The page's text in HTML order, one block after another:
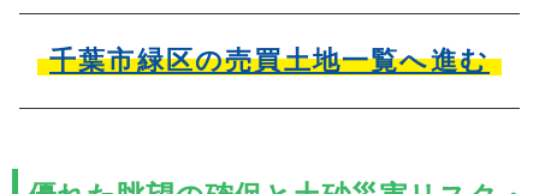
千葉市緑区の売買土地一覧へ進む